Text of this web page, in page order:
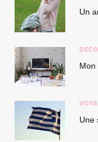
Un
DÉCO
Mon
Une